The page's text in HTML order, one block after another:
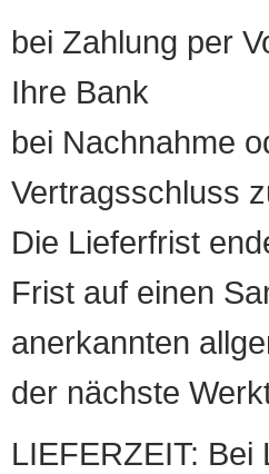
bei Zahlung per
Ihre Bank
bei Nachnahme
Vertragsschluss
Die Lieferfrist
Frist auf einen
anerkannten
der nächste
LIEFERZEIT: